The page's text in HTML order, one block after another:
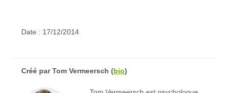
Date : 17/12/2014
Créé parTom Vermeersch (bio)